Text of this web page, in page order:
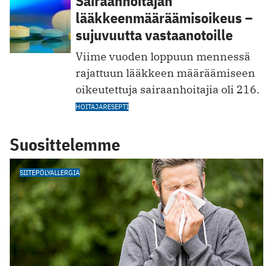
lääkkeenmääräämisoikeus –
sujuvuutta vastaanotoille
Viime vuoden loppuun mennessä
rajattuun lääkkeen määräämiseen
oikeutettuja sairaanhoitajia oli 216.
HOITAJARESEPTI
Suosittelemme
SIITEPÖLYALLERGIA